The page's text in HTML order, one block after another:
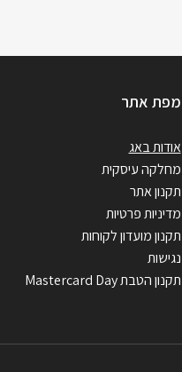
מפת אתר
אודות באג
מחלקה עיסקית
תקנון אתר
מדיניות פרטיות
תקנון מועדון לקוחות
נגישות
תקנון הטבת Mastercard Day